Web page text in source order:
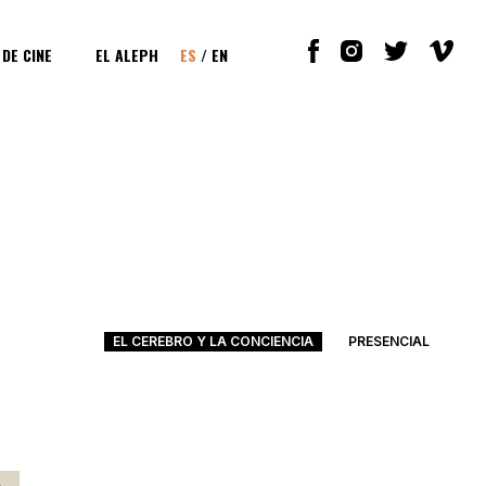
CINE EL ALEPH ES / EN
EL CEREBRO Y LA CONCIENCIA PRESENCIAL